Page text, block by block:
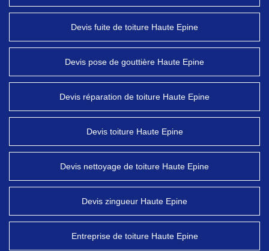
Devis fuite de toiture Haute Epine
Devis pose de gouttière Haute Epine
Devis réparation de toiture Haute Epine
Devis toiture Haute Epine
Devis nettoyage de toiture Haute Epine
Devis zingueur Haute Epine
Entreprise de toiture Haute Epine